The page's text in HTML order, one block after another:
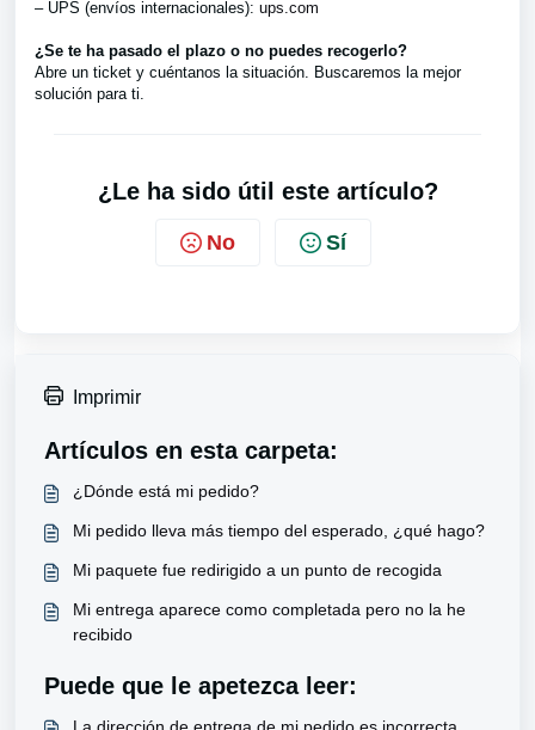
– UPS (envíos internacionales): ups.com
¿Se te ha pasado el plazo o no puedes recogerlo?
Abre un ticket y cuéntanos la situación. Buscaremos la mejor
solución para ti.
¿Le ha sido útil este artículo?
No Sí
Imprimir
Artículos en esta carpeta:
¿Dónde está mi pedido?
Mi pedido lleva más tiempo del esperado, ¿qué hago?
Mi paquete fue redirigido a un punto de recogida
Mi entrega aparece como completada pero no la he
recibido
Puede que le apetezca leer: